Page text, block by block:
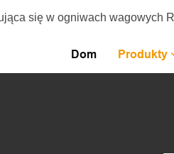
się w ogniwach wagowych
Dom Produkty